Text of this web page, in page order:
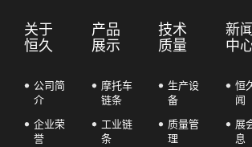
关于
恒久
公司简
介
企业荣
誉
产品
展示
摩托车
链条
工业链
条
技术
质量
生产设
备
质量管
理
新
中
恒
闻
展
息